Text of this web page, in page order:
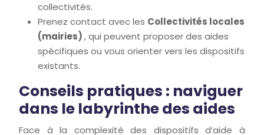
collectivités.
Prenez contact avec les Collectivités locales
(mairies), qui peuvent proposer des aides
spécifiques ou vous orienter vers les dispositifs
existants.
Conseils pratiques : naviguer
dans le labyrinthe des aides
Face à la complexité des dispositifs d’aide à